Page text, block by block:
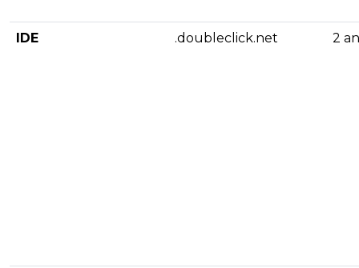
IDE .doubleclick.net 2